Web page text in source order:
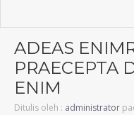
ADEAS
PRAECEPTA
ENIM
Ditulis oleh : administrator